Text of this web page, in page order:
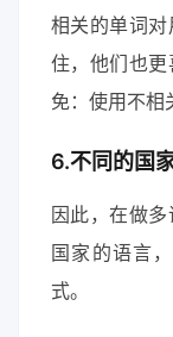
相关的单词
住，他们也
免：使用不相
6.不同的国
因此，在做
国家的语言
式。